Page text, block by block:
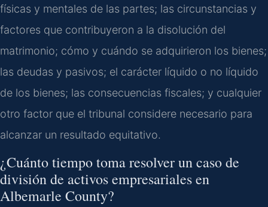
físicas y mentales de las partes; las circunstancias y
factores que contribuyeron a la disolución del
matrimonio; cómo y cuándo se adquirieron los bienes;
las deudas y pasivos; el carácter líquido o no líquido
de los bienes; las consecuencias fiscales; y cualquier
otro factor que el tribunal considere necesario para
alcanzar un resultado equitativo.
¿Cuánto tiempo toma resolver un caso de
división de activos empresariales en
Albemarle County?